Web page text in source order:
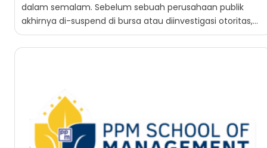
dalam semalam. Sebelum sebuah perusahaan publik
akhirnya di-suspend di bursa atau diinvestigasi otoritas,
angkanya sudah mengirim sinyal selama beberapa...